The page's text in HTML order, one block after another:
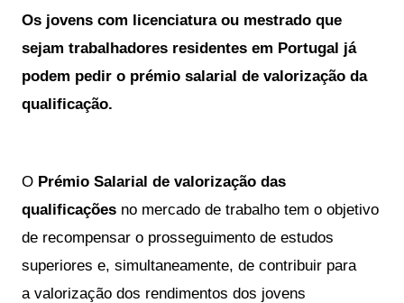
Os jovens com licenciatura ou mestrado que
sejam trabalhadores residentes em Portugal já
podem pedir o prémio salarial de valorização da
qualificação.
O Prémio Salarial de valorização das
qualificações no mercado de trabalho tem o objetivo
de recompensar o prosseguimento de estudos
superiores e, simultaneamente, de contribuir para
a valorização dos rendimentos dos jovens